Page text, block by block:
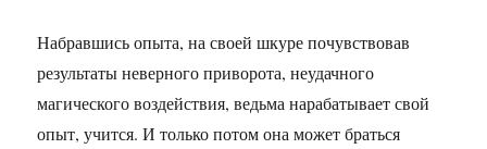
Набравшись опыта, на своей шкуре почувствовав
результаты неверного приворота, неудачного
магического воздействия, ведьма нарабатывает свой
опыт, учится. И только потом она может браться